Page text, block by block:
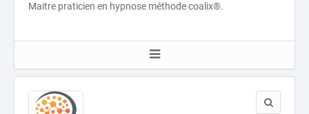
Maitre praticien en hypnose méthode coalix®.